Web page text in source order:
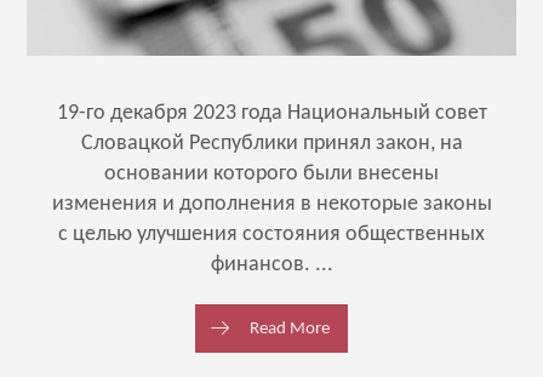
19-го декабря 2023 года Национальный совет
Словацкой Республики принял закон, на
основании которого были внесены
изменения и дополнения в некоторые законы
с целью улучшения состояния общественных
финансов. ...
Read More